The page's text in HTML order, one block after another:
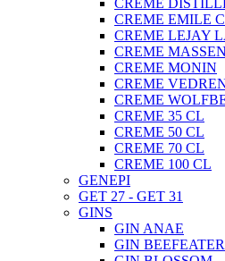
CREME EMILE
CREME LEJAY
CREME
CREME MONIN
CREME
CREME
CREME 35 CL
CREME 50 CL
CREME 70 CL
CREME 100 CL
GENEPI
GET 27 - GET 31
GINS
GIN ANAE
GIN BEEFEATER